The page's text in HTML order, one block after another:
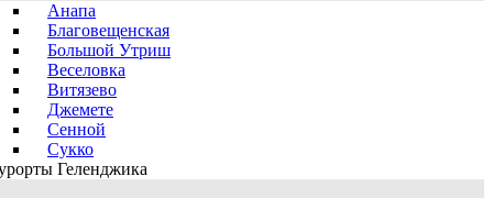
Анапа
Благовещенская
Большой Утриш
Веселовка
Витязево
Джемете
Сенной
Сукко
Геленджика